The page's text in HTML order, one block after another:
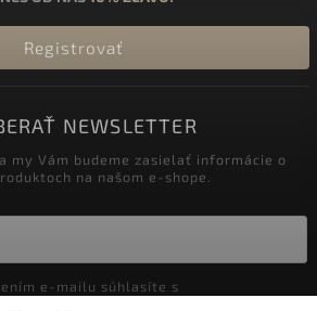
Registrovať
NEWSLETTER
my Vám budeme zasielať informácie o
na našom e-shope.